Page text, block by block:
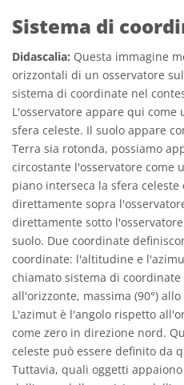
Sistema di
Didascalia: Questa immagine
orizzontali di un osservatore
sistema di coordinate nel
L'osservatore appare qui
sfera celeste. Il suolo appare
Terra sia rotonda, possiamo
circostante l'osservatore come
piano interseca la sfera
direttamente sopra
direttamente sotto
suolo. Due coordinate
coordinate: l'altitudine e
chiamato sistema di
all'orizzonte, massima (90°)
L'azimut è l'angolo rispetto
come zero in direzione nord.
celeste può essere definito da
Tuttavia, quali oggetti